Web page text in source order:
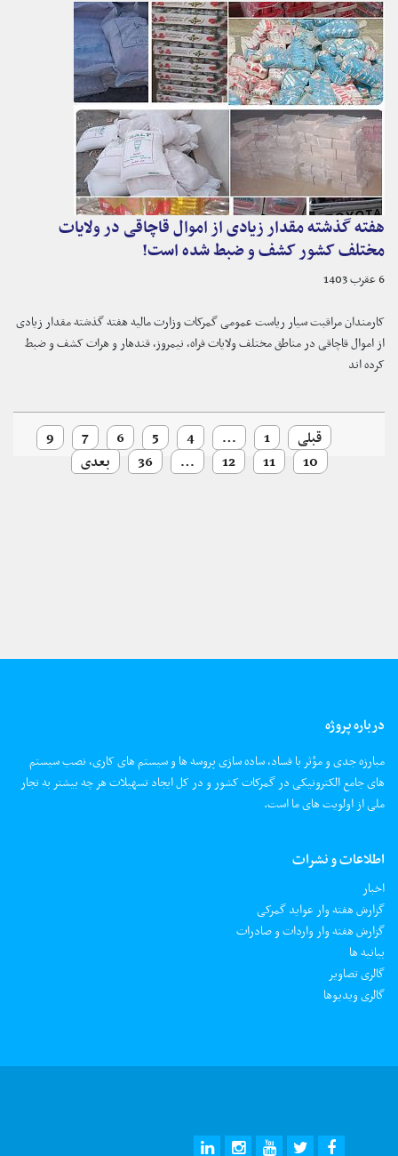
هفته گذشته مقدار زیادی از اموال قاچاقی در ولایات
مختلف کشور کشف و ضبط شده است!
6 عقرب 1403
کارمندان مراقبت سیار ریاست عمومی گمرکات وزارت مالیه هفته گذشته مقدار زیادی
از اموال قاچاقی در مناطق مختلف ولایات فراه، نیمروز، قندهار و هرات کشف و ضبط
کرده اند
قبلی 1
…
4
5
6
7
9
10
11
12
…
36 بعدی
درباره پروژه
مبارزه جدی و مؤثر با فساد، ساده سازی پروسه ها و سیستم های کاری، نصب سیستم
های جامع الکترونیکی در گمرکات کشور و در کل ایجاد تسهیلات هر چه بیشتر به تجار
ملی از اولویت های ما است.
اطلاعات و نشرات
اخبار
گزارش هفته وار عواید گمرکی
گزارش هفته وار واردات و صادرات
بیانیه ها
گالری تصاویر
گالری ویدیوها